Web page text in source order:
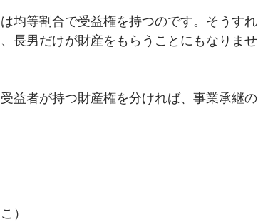
均等割合で受益権を持つのです。そうすれ
長男だけが財産をもらうことにもなりませ
益者が持つ財産権を分ければ、事業承継の
）